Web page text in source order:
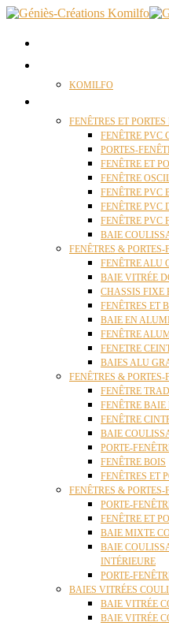
KOMILFO
FENÊTRES ET
FENÊTRE PVC
PORTES-
FENÊTRE ET
FENÊTRE
FENÊTRE PVC
FENÊTRE PVC
FENÊTRE PVC
BAIE
FENÊTRES &
FENÊTRE ALU
BAIE VITRÉE
CHASSIS FIXE
FENÊTRES ET
BAIE EN
FENÊTRE
FENETRE
BAIES ALU
FENÊTRES & PORTES-
FENÊTRE
FENÊTRE BAIE
FENÊTRE
BAIE
PORTE-
FENÊTRE BOIS
FENÊTRES ET
FENÊTRES &
PORTE-
FENÊTRE ET
BAIE MIXTE
BAIE
INTÉRIEURE
PORTE-
BAIES VITRÉES
BAIE VITRÉE
BAIE VITRÉE